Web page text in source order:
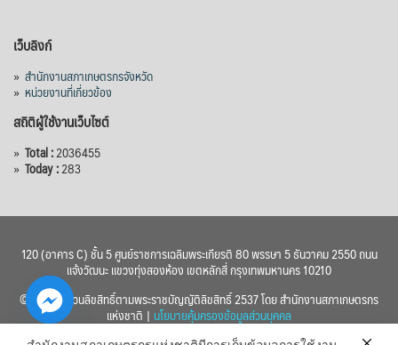
View on Facebook
เว็บลิงก์
» สำนักงานสภาเกษตรกรจังหวัด
» หน่วยงานที่เกี่ยวข้อง
สถิติผู้ใช้งานเว็บไซต์
» Total :2036455
» Today :283
120 (อาคาร C) ชั้น 5 ศูนย์ราชการเฉลิมพระเกียรติ 80 พรรษา 5 ธันวาคม 2550 ถนน
แจ้งวัฒนะ แขวงทุ่งสองห้อง เขตหลักสี่ กรุงเทพมหานคร 10210
© 2560 สงวนลิขสิทธิ์ตามพระราชบัญญัติลิขสิทธิ์ 2537 โดย สำนักงานสภาเกษตรกร
แห่งชาติ | นโยบายคุ้มครองข้อมูลส่วนบุคคล